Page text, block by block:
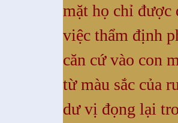
mặt họ chỉ được
việc thẩm định
căn cứ vào con
từ màu sắc của
dư vị đọng lại